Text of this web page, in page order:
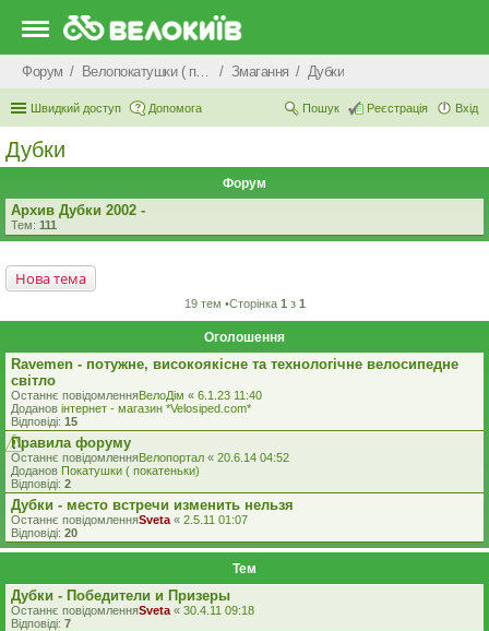
Форум Велопокатушки ( покатеньки), велопоходи, туризм. Змагання Дубки
Швидкий доступ Допомога Вхід
Реєстрація
Пошук
Дубки
Форум
Архив Дубки 2002 -
Тем: 111
Нова тема
19 тем •Сторінка 1 з 1
Оголошення
Ravemen - потужне, високоякісне та технологічне велосипедне
світло
Останнє повідомленняВелоДім « 6.1.23 11:40
Доданов iнтернет - магазин *Velosiped.com*
Відповіді: 15
Правила форуму
Останнє повідомленняВелопортал « 20.6.14 04:52
Доданов Покатушки ( покатеньки)
Відповіді: 2
Дубки - место встречи изменить нельзя
Останнє повідомленняSveta « 2.5.11 01:07
Відповіді: 20
Тем
Дубки - Победители и Призеры
Останнє повідомленняSveta « 30.4.11 09:18
Відповіді: 7